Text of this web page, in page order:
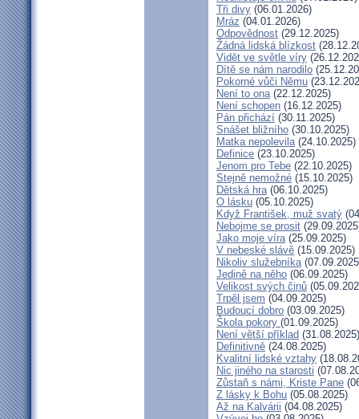
Tři divy (06.01.2026)
Mráz (04.01.2026)
Odpovědnost (29.12.2025)
Žádná lidská blízkost
Vidět ve světle víry
Dítě se nám narodilo
Pokorné vůči Němu
Není to ona(22.12.2025)
Není schopen (16.12.2025)
Pán přichází (30.11.2025)
Snášet bližního (30.10.2025)
Matka nepolevila(24.10.2025)
Definice (23.10.2025)
Jenom pro Tebe (22.10.2025)
Stejně nemožné (15.10.2025)
Dětská hra(06.10.2025)
O lásku (05.10.2025)
Když František, muž svatý
Nebojme se prosit
Jako moje víra(25.09.2025)
V nebeské slávě (15.09.2025)
Nikoliv služebníka
Jedině na něho (06.09.2025)
Velikost svých činů
Trpěl jsem (04.09.2025)
Budoucí dobro (03.09.2025)
Škola pokory (01.09.2025)
Není větší příklad (31.08.2025)
Definitivně (24.08.2025)
Kvalitní lidské vztahy
Nic jiného na starosti
Zůstaň s námi, Kriste Pane
Z lásky k Bohu (05.08.2025)
Až na Kalvárii (04.08.2025)